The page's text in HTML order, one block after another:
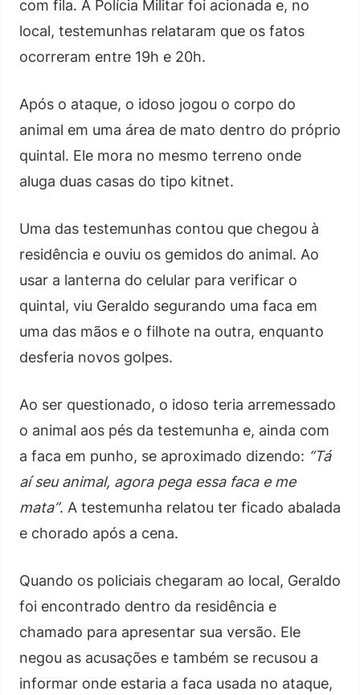
com fila. A Polícia Militar foi acionada e, no
local, testemunhas relataram que os fatos
ocorreram entre 19h e 20h.
Após o ataque, o idoso jogou o corpo do
animal em uma área de mato dentro do próprio
quintal. Ele mora no mesmo terreno onde
aluga duas casas do tipo kitnet.
Uma das testemunhas contou que chegou à
residência e ouviu os gemidos do animal. Ao
usar a lanterna do celular para verificar o
quintal, viu Geraldo segurando uma faca em
uma das mãos e o filhote na outra, enquanto
desferia novos golpes.
Ao ser questionado, o idoso teria arremessado
o animal aos pés da testemunha e, ainda com
a faca em punho, se aproximado dizendo: “Tá
aí seu animal, agora pega essa faca e me
mata”. A testemunha relatou ter ficado abalada
e chorado após a cena.
Quando os policiais chegaram ao local, Geraldo
foi encontrado dentro da residência e
chamado para apresentar sua versão. Ele
negou as acusações e também se recusou a
informar onde estaria a faca usada no ataque,